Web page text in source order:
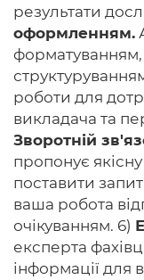
результати
оформленням.
роботи для
викладача та
Зворотній
пропонує
поставити
ваша робота
очікуванням. 6)
експерта
інформації для